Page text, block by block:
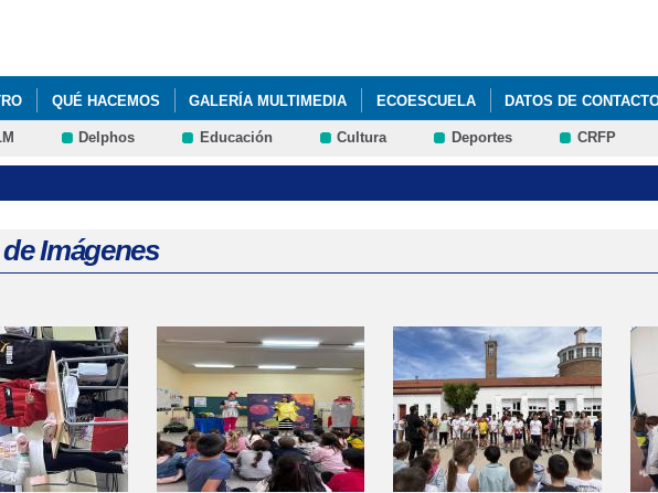
QUÉ HACEMOS GALERÍA MULTIMEDIA ECOESCUELA DATOS DE
Delphos Educación Cultura Deportes CRFP
Imágenes